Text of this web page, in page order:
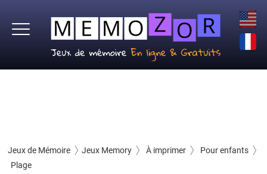
Jeux de Mémoire Jeux Memory À imprimer
Pour enfants
Plage